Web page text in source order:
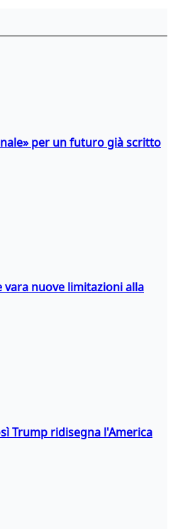
per un futuro già scritto
nuove limitazioni alla
Trump ridisegna l'America